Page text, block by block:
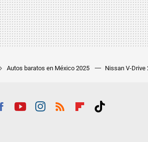
Autos baratos en México 2025 Nissan V-Drive